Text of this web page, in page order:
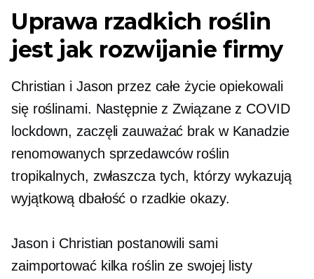
Uprawa rzadkich roślin
jest jak rozwijanie firmy
Christian i Jason przez całe życie opiekowali
się roślinami. Następnie zZwiązane z COVID
lockdown, zaczęli zauważać brak w Kanadzie
renomowanych sprzedawców roślin
tropikalnych, zwłaszcza tych, którzy wykazują
wyjątkową dbałość o rzadkie okazy.
Jason i Christian postanowili sami
zaimportować kilka roślin ze swojej listy